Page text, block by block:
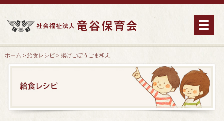
ホーム > 給食レシピ > 揚げごぼうごま和え